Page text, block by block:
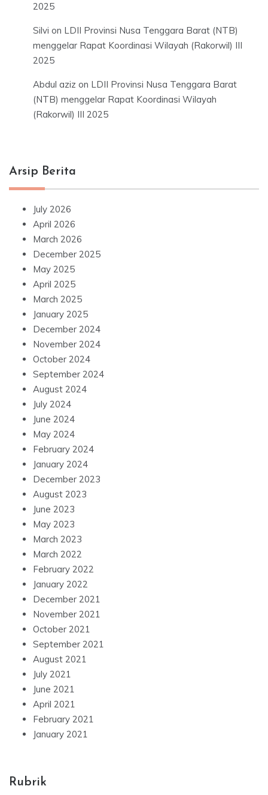
2025
Silvi on LDII Provinsi Nusa Tenggara Barat (NTB)
menggelar Rapat Koordinasi Wilayah (Rakorwil) III
2025
Abdul aziz on LDII Provinsi Nusa Tenggara Barat
(NTB) menggelar Rapat Koordinasi Wilayah
(Rakorwil) III 2025
Arsip Berita
July 2026
April 2026
March 2026
December 2025
May 2025
April 2025
March 2025
January 2025
December 2024
November 2024
October 2024
September 2024
August 2024
July 2024
June 2024
May 2024
February 2024
January 2024
December 2023
August 2023
June 2023
May 2023
March 2023
March 2022
February 2022
January 2022
December 2021
November 2021
October 2021
September 2021
August 2021
July 2021
June 2021
April 2021
February 2021
January 2021
Rubrik